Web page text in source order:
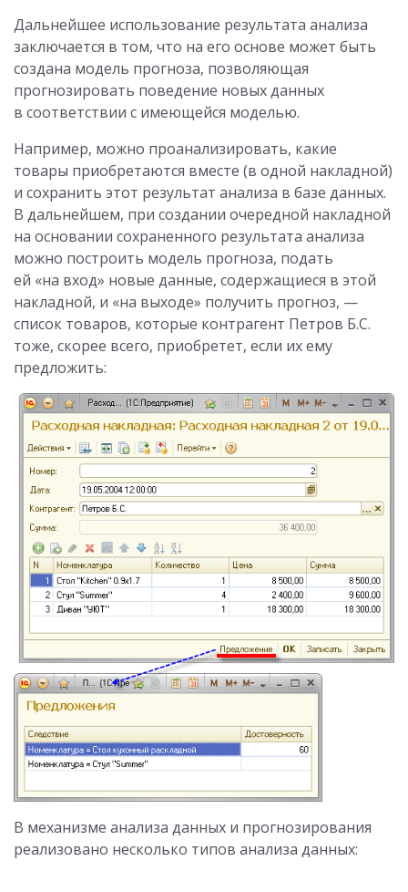
Дальнейшее использование результата анализа
заключается в том, что на его основе может быть
создана модель прогноза, позволяющая
прогнозировать поведение новых данных
в соответствии с имеющейся моделью.
Например, можно проанализировать, какие
товары приобретаются вместе (в одной накладной)
и сохранить этот результат анализа в базе данных.
В дальнейшем, при создании очередной накладной
на основании сохраненного результата анализа
можно построить модель прогноза, подать
ей «на вход» новые данные, содержащиеся в этой
накладной, и «на выходе» получить прогноз, —
список товаров, которые контрагент Петров Б.С.
тоже, скорее всего, приобретет, если их ему
предложить:
В механизме анализа данных и прогнозирования
реализовано несколько типов анализа данных: